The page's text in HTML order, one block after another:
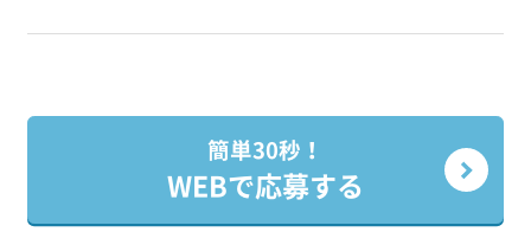
簡単30秒！
WEBで応募する